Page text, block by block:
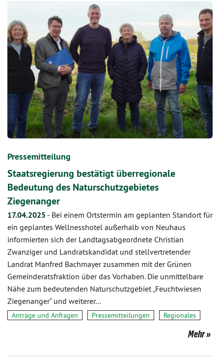
Pressemitteilung
Staatsregierung bestätigt überregionale
Bedeutung des Naturschutzgebietes
Ziegenanger
17.04.2025 - Bei einem Ortstermin am geplanten Standort für
ein geplantes Wellnesshotel außerhalb von Neuhaus
informierten sich der Landtagsabgeordnete Christian
Zwanziger und Landratskandidat und stellvertretender
Landrat Manfred Bachmayer zusammen mit der Grünen
Gemeinderatsfraktion über das Vorhaben. Die unmittelbare
Nähe zum bedeutenden Naturschutzgebiet „Feuchtwiesen
Ziegenanger“ und weiterer…
Anträge und Anfragen Pressemitteilungen Regionales
Mehr